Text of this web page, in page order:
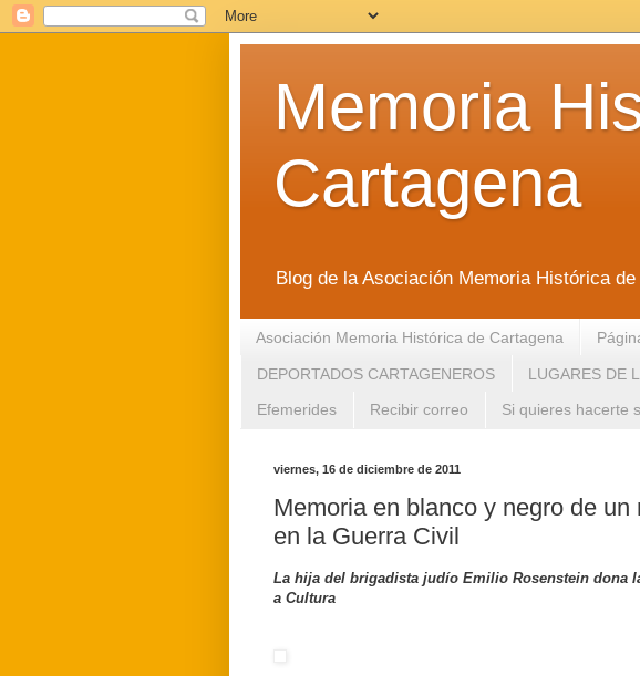
Memoria
Cartagena
Blog de la Asociación Memoria Histórica
Asociación Memoria Histórica de Cartagena
DEPORTADOS CARTAGENEROS LUGARES DE
Efemerides Recibir correo Si quieres hacerte
viernes, 16 de diciembre de 2011
Memoria en blanco y negro de un
en la Guerra Civil
La hija del brigadista judío Emilio Rosenstein dona
a Cultura